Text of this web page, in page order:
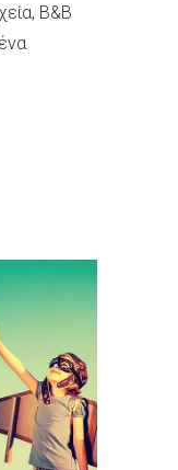
B&B